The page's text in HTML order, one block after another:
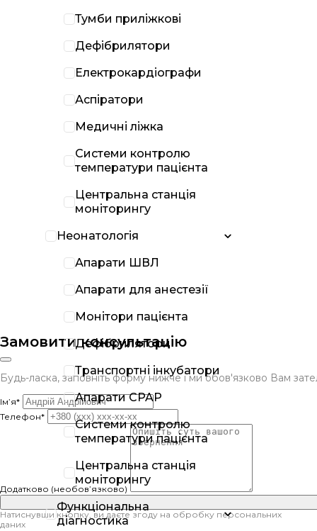
Замовити консультацію
Будь-ласка, заповніть форму нижче і ми обов'язково Вам
Ім’я*
Телефон*
Додатково (необов’язково)
Натиснувши кнопку, ви даєте згоду на обробку персональних
даних
Тумби приліжкові
Дефібрилятори
Електрокардіографи
Аспіратори
Медичні ліжка
Системи контролю
температури пацієнта
Центральна станція
моніторингу
Неонатологія
Апарати ШВЛ
Апарати для анестезії
Монітори пацієнта
Дефібрилятори
Транспортні інкубатори
Апарати CPAP
Системи контролю
температури пацієнта
Центральна станція
моніторингу
Функціональна
діагностика